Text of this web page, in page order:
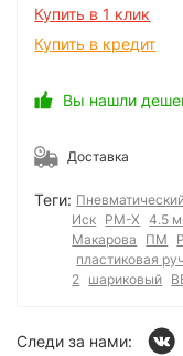
Купить в 1 клик
Купить в кредит
Вы нашли
Доставка
Теги:
Иск PM-X 4.5
Макарова
ПМ
пластиковая
2 шариковый
Следи за нами: